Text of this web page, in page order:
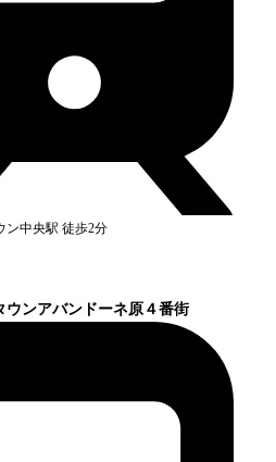
ン中央駅 徒歩2分
ウンアバンドーネ原４番街